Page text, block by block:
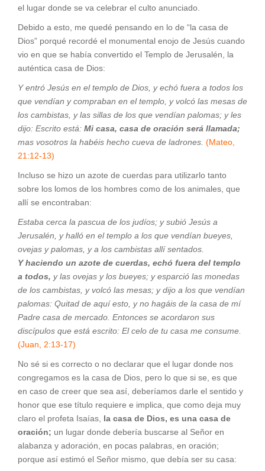
el lugar donde se va celebrar el culto anunciado.
Debido a esto, me quedé pensando en lo de “la casa de
Dios” porqué recordé el monumental enojo de Jesús cuando
vio en que se había convertido el Templo de Jerusalén, la
auténtica casa de Dios:
Y entró Jesús en el templo de Dios, y echó fuera a todos los
que vendían y compraban en el templo, y volcó las mesas de
los cambistas, y las sillas de los que vendían palomas; y les
dijo: Escrito está: Mi casa, casa de oración será llamada;
mas vosotros la habéis hecho cueva de ladrones. (Mateo,
21:12-13)
Incluso se hizo un azote de cuerdas para utilizarlo tanto
sobre los lomos de los hombres como de los animales, que
allí se encontraban:
Estaba cerca la pascua de los judíos; y subió Jesús a
Jerusalén, y halló en el templo a los que vendían bueyes,
ovejas y palomas, y a los cambistas allí sentados.
Y haciendo un azote de cuerdas, echó fuera del templo
a todos, y las ovejas y los bueyes; y esparció las monedas
de los cambistas, y volcó las mesas; y dijo a los que vendían
palomas: Quitad de aquí esto, y no hagáis de la casa de mí
Padre casa de mercado. Entonces se acordaron sus
discípulos que está escrito: El celo de tu casa me consume.
(Juan, 2:13-17)
No sé si es correcto o no declarar que el lugar donde nos
congregamos es la casa de Dios, pero lo que si se, es que
en caso de creer que sea así, deberíamos darle el sentido y
honor que ese título requiere e implica, que como deja muy
claro el profeta Isaías, la casa de Dios, es una casa de
oración; un lugar donde debería buscarse al Señor en
alabanza y adoración, en pocas palabras, en oración;
porque así estimó el Señor mismo, que debía ser su casa: